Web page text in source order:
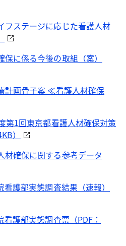
フステージに応じた看護人材
に係る今後の取組（案）
計画骨子案 ≪看護人材確保
第1回東京都看護人材確保対策
）
材確保に関する参考データ
護部実態調査結果（速報）
護部実態調査票（PDF：